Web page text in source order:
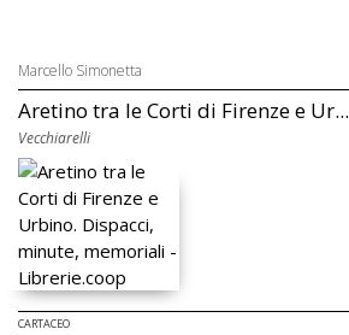
Marcello Simonetta
Aretino tra le Corti di Firenze e Ur...
Vecchiarelli
CARTACEO